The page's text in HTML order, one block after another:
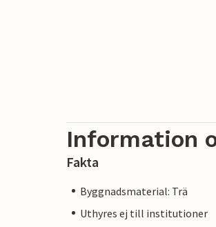
Information
Fakta
Byggnadsmaterial: Trä
Uthyres ej till institutioner